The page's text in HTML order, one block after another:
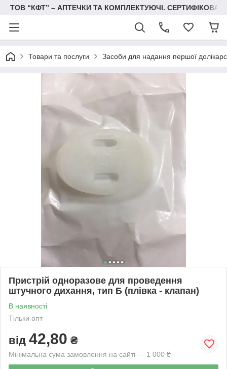
ТОВ “КФТ” – АПТЕЧКИ ТА КОМПЛЕКТУЮЧІ.
Товари та послуги Засоби для надання першої
Пристрій одноразове для проведення
штучного дихання, тип Б (плівка - клапан)
В наявності
Тільки опт
від 42,80 ₴
Мінімальна сума замовлення на сайті — 1 000 ₴